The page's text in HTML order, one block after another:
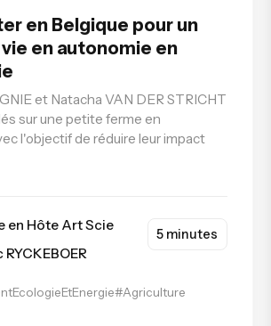
en Belgique pour un
en autonomie en
et Natacha VAN DER STRICHT
sur une petite ferme en
l'objectif de réduire leur impact
en Hôte Art Scie
5 minutes
#Agriculture